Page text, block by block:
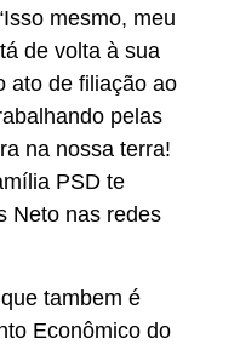
mesmo, meu
de volta à sua
ato de filiação ao
pelas
na nossa terra!
PSD te
Neto nas redes
tambem é
Econômico do